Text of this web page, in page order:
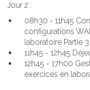
Jour 2 :
08h30 - 11h45
configurations
laboratoire Partie 3
11h45 - 12h45
12h45 - 17h00
exercices en